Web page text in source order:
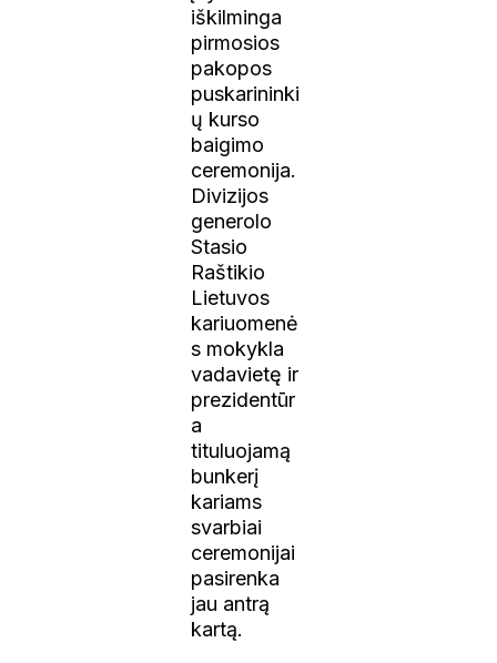
iškilminga
pirmosios
pakopos
puskarininki
ų kurso
baigimo
ceremonija.
Divizijos
generolo
Stasio
Raštikio
Lietuvos
kariuomenė
s mokykla
vadavietę ir
prezidentūr
a
tituluojamą
bunkerį
kariams
svarbiai
ceremonijai
pasirenka
jau antrą
kartą.